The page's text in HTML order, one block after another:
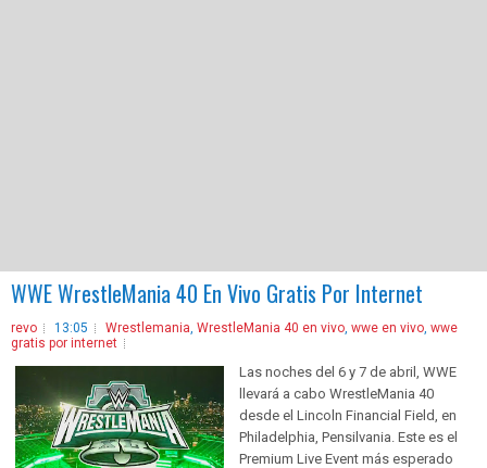
WWE WrestleMania 40 En Vivo Gratis Por Internet
revo 13:05 Wrestlemania, WrestleMania 40 en vivo, wwe en vivo, wwe
gratis por internet
Las noches del 6 y 7 de abril, WWE
llevará a cabo WrestleMania 40
desde el Lincoln Financial Field, en
Philadelphia, Pensilvania. Este es el
Premium Live Event más esperado